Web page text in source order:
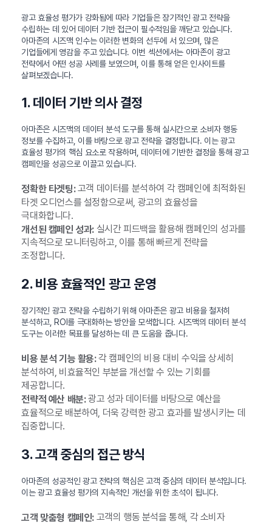
광고 효율성 평가가 강화됨에 따라 기업들은 장기적인 광고 전략을
수립하는 데 있어 데이터 기반 접근이 필수적임을 깨닫고 있습니다.
아마존의 시즈맥 인수는 이러한 변화의 선두에 서 있으며, 많은
기업들에게 영감을 주고 있습니다. 이번 섹션에서는 아마존이 광고
전략에서 어떤 성공 사례를 보였으며, 이를 통해 얻은 인사이트를
살펴보겠습니다.
1. 데이터 기반 의사 결정
아마존은 시즈맥의 데이터 분석 도구를 통해 실시간으로 소비자 행동
정보를 수집하고, 이를 바탕으로 광고 전략을 결정합니다. 이는 광고
효율성 평가의 핵심 요소로 작용하며, 데이터에 기반한 결정을 통해 광고
캠페인을 성공으로 이끌고 있습니다.
정확한 타겟팅:고객 데이터를 분석하여 각 캠페인에 최적화된
타겟 오디언스를 설정함으로써, 광고의 효율성을
극대화합니다.
개선된 캠페인 성과:실시간 피드백을 활용해 캠페인의 성과를
지속적으로 모니터링하고, 이를 통해 빠르게 전략을
조정합니다.
2. 비용 효율적인 광고 운영
장기적인 광고 전략을 수립하기 위해 아마존은 광고 비용을 철저히
분석하고, ROI를 극대화하는 방안을 모색합니다. 시즈맥의 데이터 분석
도구는 이러한 목표를 달성하는 데 큰 도움을 줍니다.
비용 분석 기능 활용:각 캠페인의 비용 대비 수익을 상세히
분석하여, 비효율적인 부분을 개선할 수 있는 기회를
제공합니다.
전략적 예산 배분:광고 성과 데이터를 바탕으로 예산을
효율적으로 배분하여, 더욱 강력한 광고 효과를 발생시키는 데
집중합니다.
3. 고객 중심의 접근 방식
아마존의 성공적인 광고 전략의 핵심은 고객 중심의 데이터 분석입니다.
이는 광고 효율성 평가의 지속적인 개선을 위한 초석이 됩니다.
고객 맞춤형 캠페인:고객의 행동 분석을 통해, 각 소비자